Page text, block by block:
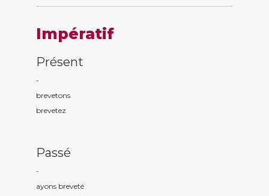
Impératif
Présent
-
brevetons
brevetez
Passé
-
ayons breveté